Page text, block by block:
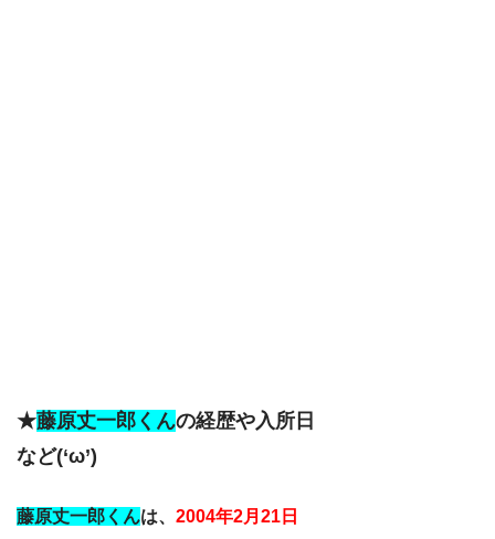
★藤原丈一郎くんの経歴や入所日
など(‘ω’)
藤原丈一郎くんは、 2004年2月21日